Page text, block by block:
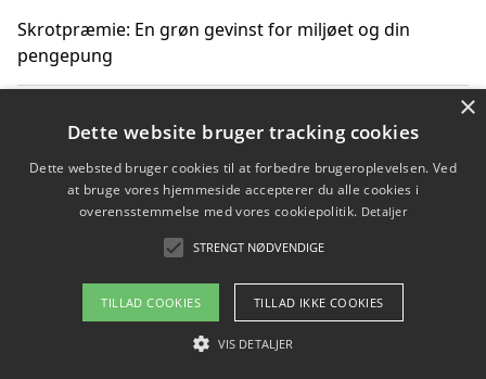
Skrotpræmie: En grøn gevinst for miljøet og din
pengepung
Hvordan blåfade med rist kan hjælpe med at reducere
plastik i havet
Spil kasinospil på et troværdigt online casino: Din
guide til sikker og sjov underholdning
Copyright 2026 - Pilanto Aps
Om / kontakt
×
Dette website bruger tracking cookies
Dette websted bruger cookies til at forbedre brugeroplevelsen. Ved
at bruge vores hjemmeside accepterer du alle cookies i
overensstemmelse med vores cookiepolitik. Detaljer
STRENGT NØDVENDIGE
TILLAD COOKIES TILLAD IKKE COOKIES
VIS DETALJER